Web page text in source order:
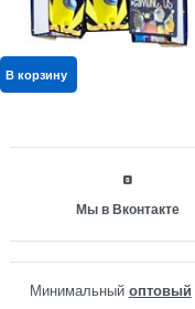
В корзину
Мы в Вконтакте
Минимальный оптовый